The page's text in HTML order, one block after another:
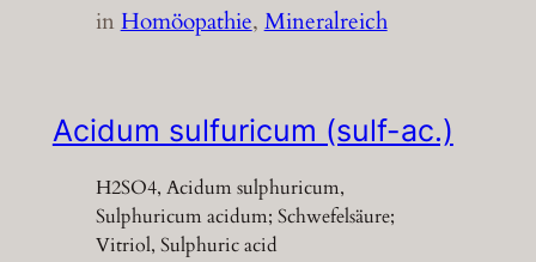
inHomöopathie, Mineralreich
Acidum sulfuricum (sulf-ac.)
H2SO4, Acidum sulphuricum,
Sulphuricum acidum; Schwefelsäure;
Vitriol, Sulphuric acid